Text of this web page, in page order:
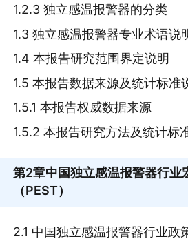
1.2.3 独立感温报警器的分类
1.3 独立感温报警器专业术语说
1.4 本报告研究范围界定说明
1.5 本报告数据来源及统计标准
1.5.1 本报告权威数据来源
1.5.2 本报告研究方法及统计标
第2章中国独立感温报警器行业
（PEST）
2.1 中国独立感温报警器行业政